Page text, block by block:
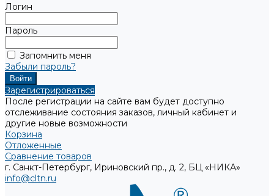
Логин
Пароль
Запомнить меня
Забыли пароль?
Зарегистрироваться
После регистрации на сайте вам будет доступно
отслеживание состояния заказов, личный кабинет и
другие новые возможности
Корзина
Отложенные
Сравнение товаров
г. Санкт-Петербург, Ириновский пр., д. 2, БЦ «НИКА»
info@cltn.ru